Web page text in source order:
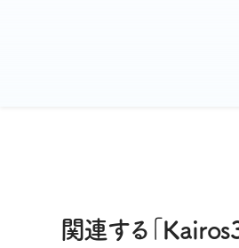
関連する「